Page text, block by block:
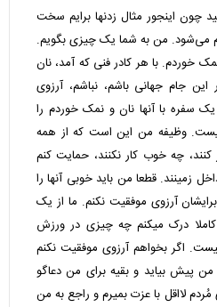
چون اینجور مثال زدنها برایم سخت
می‌شود. من به شما یک چیزی بگویم.
خوردم. با هر کادر فنی که آمد، نان
جام جهانی باشم، نباشم، آرزوی
سفره با آنها نان و نمک خوردم را
وظیفه من این است که از همه
چه خوب کار نکنند، حمایت کنم
زمینند. قطعا من باید خوبی آنها را
آرزوی موفقیت نکنم. ما از یک
کاملا درک میکنم چه چیزی در ورزش
اگر بخواهم آرزوی موفقیت نکنم
من پیش بیاید و بقیه برای من دعاگو
لااقل با عزت بمیرم و راجع به من